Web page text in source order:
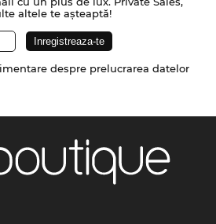
altele te așteaptă!
despre prelucrarea datelor